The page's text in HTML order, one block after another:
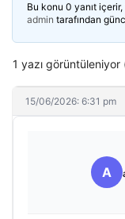
Bu konu 0 yanıt
admin tarafından
1 yazı görüntüleniyor
15/06/2026: 6:31 pm
A